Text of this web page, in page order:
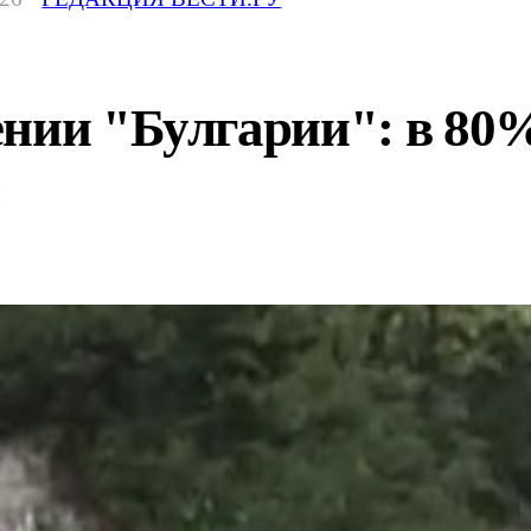
"Булгарии": в